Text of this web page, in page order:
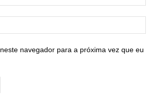
navegador para a próxima vez que eu